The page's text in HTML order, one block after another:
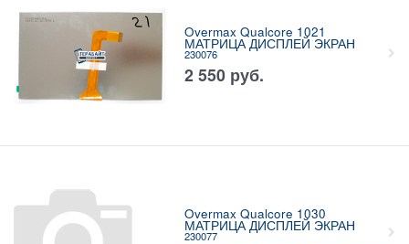
Overmax Qualcore 1021
МАТРИЦА ДИСПЛЕЙ ЭКРАН
230076
2 550 руб.
Overmax Qualcore 1030
МАТРИЦА ДИСПЛЕЙ ЭКРАН
230077